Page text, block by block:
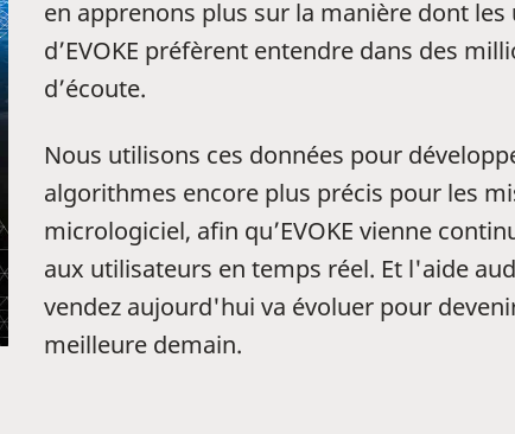
en apprenons plus sur la manière dont
d’EVOKE préfèrent entendre dans des
d’écoute.
Nous utilisons ces données pour
algorithmes encore plus précis pour les
micrologiciel, afin qu’EVOKE vienne
aux utilisateurs en temps réel. Et l'aide
vendez aujourd'hui va évoluer pour
meilleure demain.